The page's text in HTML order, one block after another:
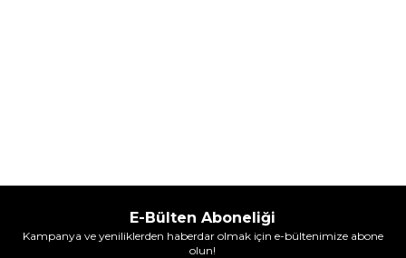
E-Bülten Aboneliği
Kampanya ve yeniliklerden haberdar olmak için e-bültenimize abone
olun!